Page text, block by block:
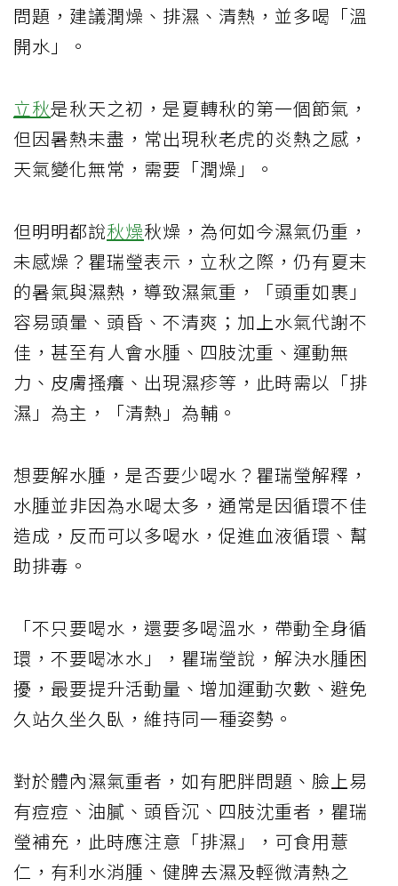
問題，建議潤燥、排濕、清熱，並多喝「溫
開水」。
立秋是秋天之初，是夏轉秋的第一個節氣，
但因暑熱未盡，常出現秋老虎的炎熱之感，
天氣變化無常，需要「潤燥」。
但明明都說秋燥秋燥，為何如今濕氣仍重，
未感燥？瞿瑞瑩表示，立秋之際，仍有夏末
的暑氣與濕熱，導致濕氣重，「頭重如裹」
容易頭暈、頭昏、不清爽；加上水氣代謝不
佳，甚至有人會水腫、四肢沈重、運動無
力、皮膚搔癢、出現濕疹等，此時需以「排
濕」為主，「清熱」為輔。
想要解水腫，是否要少喝水？瞿瑞瑩解釋，
水腫並非因為水喝太多，通常是因循環不佳
造成，反而可以多喝水，促進血液循環、幫
助排毒。
「不只要喝水，還要多喝溫水，帶動全身循
環，不要喝冰水」，瞿瑞瑩說，解決水腫困
擾，最要提升活動量、增加運動次數、避免
久站久坐久臥，維持同一種姿勢。
對於體內濕氣重者，如有肥胖問題、臉上易
有痘痘、油膩、頭昏沉、四肢沈重者，瞿瑞
瑩補充，此時應注意「排濕」，可食用薏
仁，有利水消腫、健脾去濕及輕微清熱之